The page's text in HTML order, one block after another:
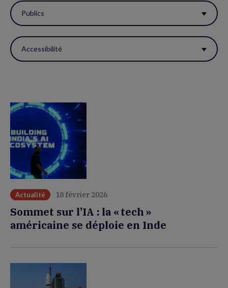
Publics
Accessibilité
Actualité 18 février 2026
Sommet sur l’IA : la « tech »
américaine se déploie en Inde